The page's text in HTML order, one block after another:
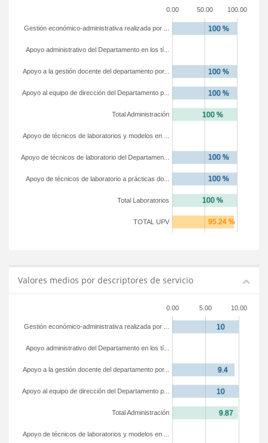
0.00 50.00 100.00
TOTAL UPV
Total Laboratorios
Apoyo de técnicos de laboratorio a prácticas do...
Apoyo de técnicos de laboratorio del Departamen...
Apoyo de técnicos de laboratorios y modelos en ...
Total Administración
Apoyo al equipo de dirección del Departamento p...
Apoyo a la gestión docente del departamento por...
Apoyo administrativo del Departamento en los tí...
Gestión económico-administrativa realizada por ...
Valores medios por descriptores de servicio
0.00 5.00 10.00
Apoyo de técnicos de laboratorios y modelos en ...
Total Administración
Apoyo al equipo de dirección del Departamento p...
Apoyo a la gestión docente del departamento por...
Apoyo administrativo del Departamento en los tí...
Gestión económico-administrativa realizada por ...